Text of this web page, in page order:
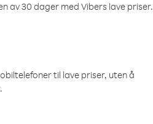
av 30 dager med Vibers lave priser.
til lave priser, uten å